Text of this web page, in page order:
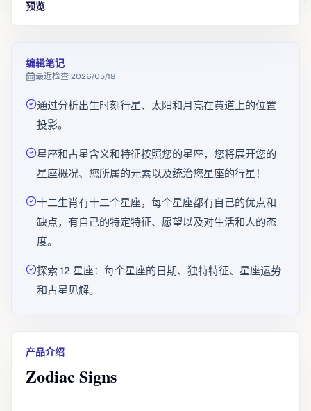
预览
编辑笔记
最近检查 2026/05/18
通过分析出生时刻行星、太阳和月亮在黄道上的位置
投影。
星座和占星含义和特征按照您的星座，您将展开您的
星座概况、您所属的元素以及统治您星座的行星！
十二生肖有十二个星座，每个星座都有自己的优点和
缺点，有自己的特定特征、愿望以及对生活和人的态
度。
探索 12 星座：每个星座的日期、独特特征、星座运势
和占星见解。
产品介绍
Zodiac Signs